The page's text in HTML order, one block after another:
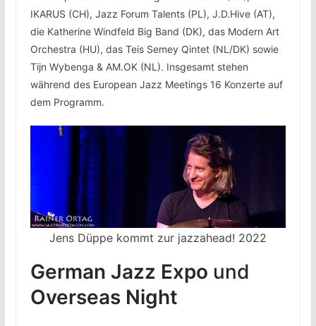
IKARUS (CH), Jazz Forum Talents (PL), J.D.Hive (AT),
die Katherine Windfeld Big Band (DK), das Modern Art
Orchestra (HU), das Teis Semey Qintet (NL/DK) sowie
Tijn Wybenga & AM.OK (NL). Insgesamt stehen
während des European Jazz Meetings 16 Konzerte auf
dem Programm.
Jens Düppe kommt zur jazzahead! 2022
German Jazz Expo und
Overseas Night